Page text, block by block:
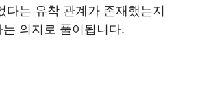
다는 유착 관계가 존재했는지
의지로 풀이됩니다.